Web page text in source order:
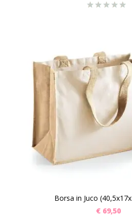
Borsa in Juco
€ 69,50